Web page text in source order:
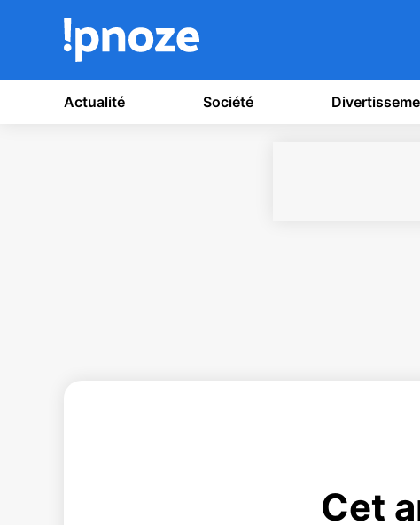
Actualité Société
Cet